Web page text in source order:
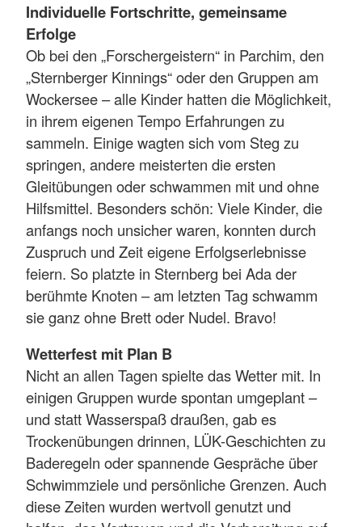
Individuelle Fortschritte, gemeinsame
Erfolge
Ob bei den „Forschergeistern“ in Parchim, den
„Sternberger Kinnings“ oder den Gruppen am
Wockersee – alle Kinder hatten die Möglichkeit,
in ihrem eigenen Tempo Erfahrungen zu
sammeln. Einige wagten sich vom Steg zu
springen, andere meisterten die ersten
Gleitübungen oder schwammen mit und ohne
Hilfsmittel. Besonders schön: Viele Kinder, die
anfangs noch unsicher waren, konnten durch
Zuspruch und Zeit eigene Erfolgserlebnisse
feiern. So platzte in Sternberg bei Ada der
berühmte Knoten – am letzten Tag schwamm
sie ganz ohne Brett oder Nudel. Bravo!
Wetterfest mit Plan B
Nicht an allen Tagen spielte das Wetter mit. In
einigen Gruppen wurde spontan umgeplant –
und statt Wasserspaß draußen, gab es
Trockenübungen drinnen, LÜK-Geschichten zu
Baderegeln oder spannende Gespräche über
Schwimmziele und persönliche Grenzen. Auch
diese Zeiten wurden wertvoll genutzt und